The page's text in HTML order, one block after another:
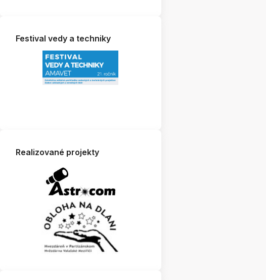
Festival vedy a techniky
Realizované projekty